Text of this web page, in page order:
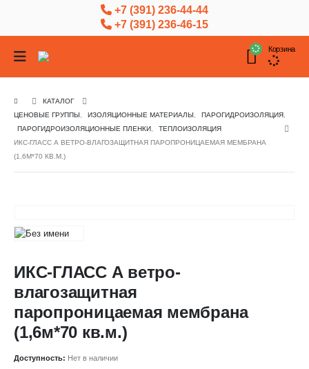
+7 (391) 236-44-44
+7 (391) 236-46-15
Корзина
КАТАЛОГ
ЦЕНОВЫЕ ГРУППЫ
ИЗОЛЯЦИОННЫЕ МАТЕРИАЛЫ ПАРОГИДРОИЗОЛЯЦИЯ
ПАРОГИДРОИЗОЛЯЦИОННЫЕ ПЛЕНКИ
ТЕПЛОИЗОЛЯЦИЯ
ИКС-ГЛАСС А ВЕТРО-ВЛАГОЗАЩИТНАЯ ПАРОПРОНИЦАЕМАЯ МЕМБРАНА
(1,6М*70 КВ.М.)
ИКС-ГЛАСС А ветро-
влагозащитная
паропроницаемая мембрана
(1,6м*70 кв.м.)
Доступность: Нет в наличии